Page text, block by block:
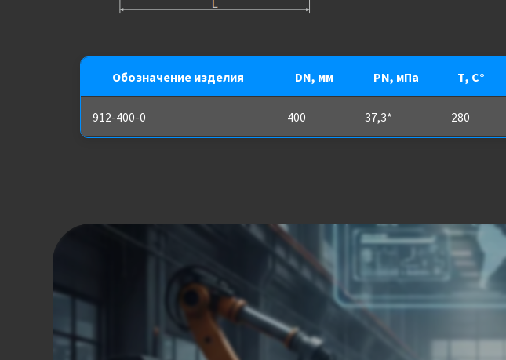
Обозначение изделия DN, мм PN, мПа Т, С°
912-400-0 400 37,3* 280